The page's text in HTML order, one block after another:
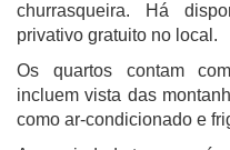
churrasqueira. Há
privativo gratuito no local.
Os quartos contam
incluem vista das
como ar-condicionado e